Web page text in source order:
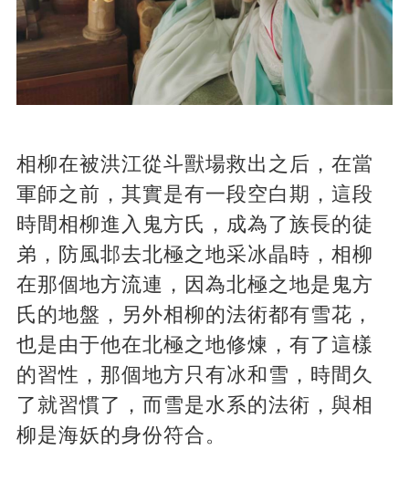
相柳在被洪江從斗獸場救出之后，在當
軍師之前，其實是有一段空白期，這段
時間相柳進入鬼方氏，成為了族長的徒
弟，防風邶去北極之地采冰晶時，相柳
在那個地方流連，因為北極之地是鬼方
氏的地盤，另外相柳的法術都有雪花，
也是由于他在北極之地修煉，有了這樣
的習性，那個地方只有冰和雪，時間久
了就習慣了，而雪是水系的法術，與相
柳是海妖的身份符合。